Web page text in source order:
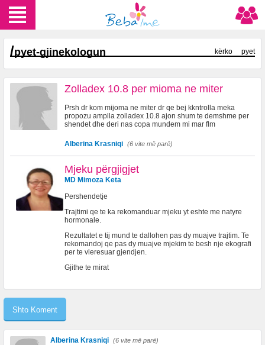
/pyet-gjinekologun kërko pyet
Zolladex 10.8 per mioma ne miter
Prsh dr kom mijoma ne miter dr qe bej kkntrolla meka
propozu amplla zolladex 10.8 ajon shum te demshme per
shendet dhe deri nas copa mundem mi mar flm
Alberina Krasniqi (6 vite më parë)
Mjeku përgjigjet
MD Mimoza Keta
Pershendetje
Trajtimi qe te ka rekomanduar mjeku yt eshte me natyre
hormonale.
Rezultatet e tij mund te dallohen pas dy muajve trajtim. Te
rekomandoj qe pas dy muajve mjekim te besh nje ekografi
per te vleresuar gjendjen.
Gjithe te mirat
Alberina Krasniqi (6 vite më parë)